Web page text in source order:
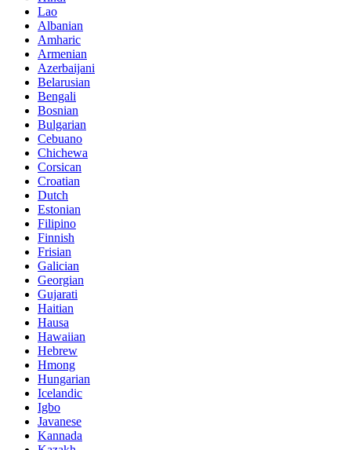
Lao
Albanian
Amharic
Armenian
Azerbaijani
Belarusian
Bengali
Bosnian
Bulgarian
Cebuano
Chichewa
Corsican
Croatian
Dutch
Estonian
Filipino
Finnish
Frisian
Galician
Georgian
Gujarati
Haitian
Hausa
Hawaiian
Hebrew
Hmong
Hungarian
Icelandic
Igbo
Javanese
Kannada